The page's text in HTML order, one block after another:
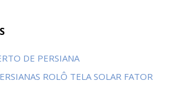
DE PERSIANA
ROLÔ TELA SOLAR FATOR